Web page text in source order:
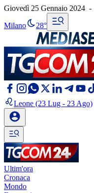
Giovedì 25 Gennaio 2024 -
Milano 28°
Leone (23 Lug - 23 Ago)
Ultim'ora
Cronaca
Mondo